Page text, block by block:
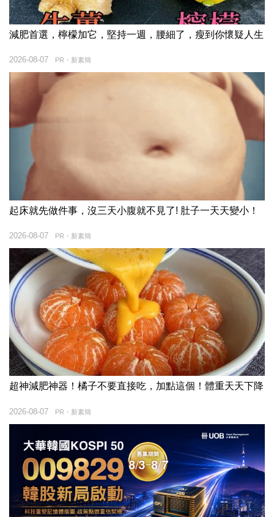
減肥首選，檸檬加它，堅持一週，腰細了，瘦到你懷疑人生
PR・新素簡
2026-08-07
起床就先做件事，沒三天小腹就不見了! 肚子一天天變小！
PR・新素簡
2026-08-07
超神減肥神器！橘子不要直接吃，加點這個！體重天天下降
PR・新素簡
2026-08-07